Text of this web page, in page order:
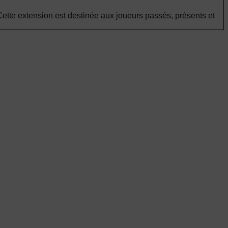
extension est destinée aux joueurs passés, présents et